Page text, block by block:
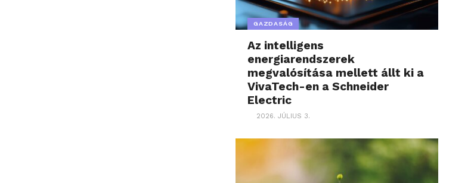
GAZDASÁG
Az intelligens
energiarendszerek
megvalósítása mellett állt ki a
VivaTech-en a Schneider
Electric
2026. JÚLIUS 3.